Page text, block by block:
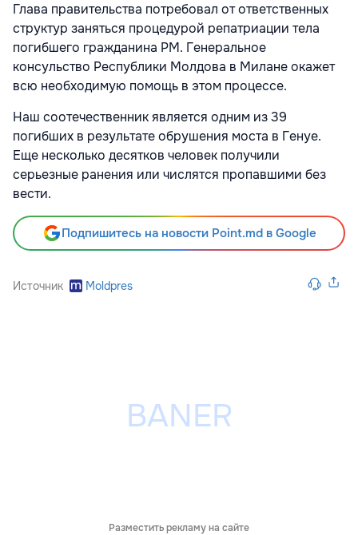
Глава правительства потребовал от ответственных
структур заняться процедурой репатриации тела
погибшего гражданина РМ. Генеральное
консульство Республики Молдова в Милане окажет
всю необходимую помощь в этом процессе.
Наш соотечественник является одним из 39
погибших в результате обрушения моста в Генуе.
Еще несколько десятков человек получили
серьезные ранения или числятся пропавшими без
вести.
Подпишитесь на новости Point.md в Google
Источник Moldpres
Разместить рекламу на сайте